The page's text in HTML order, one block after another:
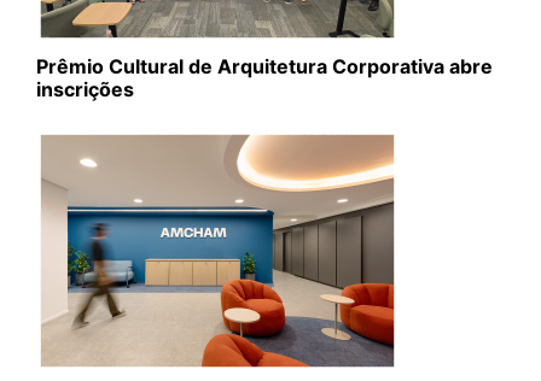
Prêmio Cultural de Arquitetura Corporativa abre
inscrições